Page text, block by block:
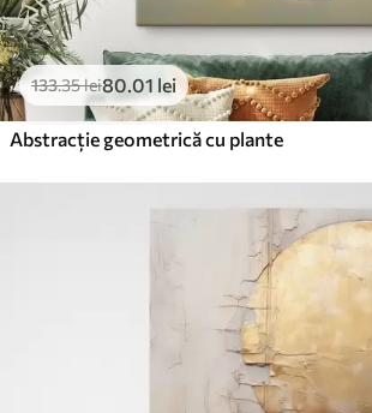
133.35lei80.01 lei
Abstracție geometrică cu plante